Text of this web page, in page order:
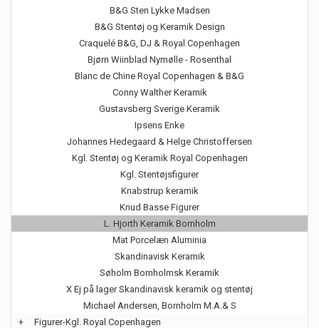
B&G Sten Lykke Madsen
B&G Stentøj og Keramik Design
Craquelé B&G, DJ & Royal Copenhagen
Bjørn Wiinblad Nymølle - Rosenthal
Blanc de Chine Royal Copenhagen & B&G
Conny Walther Keramik
Gustavsberg Sverige Keramik
Ipsens Enke
Johannes Hedegaard & Helge Christoffersen
Kgl. Stentøj og Keramik Royal Copenhagen
Kgl. Stentøjsfigurer
Knabstrup keramik
Knud Basse Figurer
L. Hjorth Keramik Bornholm
Mat Porcelæn Aluminia
Skandinavisk Keramik
Søholm Bornholmsk Keramik
X Ej på lager Skandinavisk keramik og stentøj
Michael Andersen, Bornholm M.A.& S
+
Figurer-Kgl. Royal Copenhagen